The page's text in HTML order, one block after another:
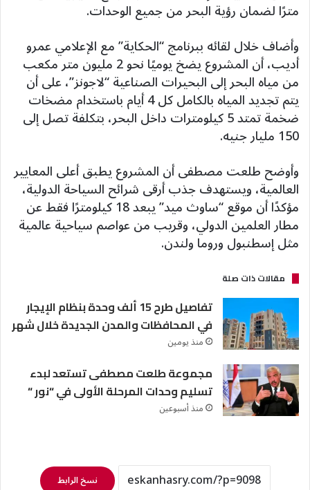
مترًا لضمان رؤية البحر من جميع الوحدات.
وأضاف خلال لقائه ببرنامج “الحكاية” مع الإعلامي عمرو
أديب، أن المشروع يضخ يوميًا نحو 2 مليون متر مكعب
من مياه البحر إلى البحيرات الصناعية “لاجونز”، على أن
يتم تجديد المياه بالكامل كل 4 أيام باستخدام مضخات
ضخمة تمتد 5 كيلومترات داخل البحر، بتكلفة تصل إلى
150 مليار جنيه.
وأوضح طلعت مصطفى أن المشروع يطبق أعلى المعايير
العالمية، ويستهدف جذب أرقى شرائح السياحة الدولية،
مؤكدًا أن موقع “ساوث ميد” يبعد 18 كيلومترًا فقط عن
مطار العلمين الدولي، وقريب من عواصم سياحية عالمية
مثل إسطنبول وروما ولندن.
مقالات ذات صلة
تفاصيل طرح 15 ألف وحدة بنظام الإيجار
في المحافظات والمدن الجديدة خلال شهر
منذ يومين
مجموعة طلعت مصطفى تستعد لبدء
تسليم وحدات المرحلة الأولى في “نور “
منذ أسبوعين
نسخ الرابط